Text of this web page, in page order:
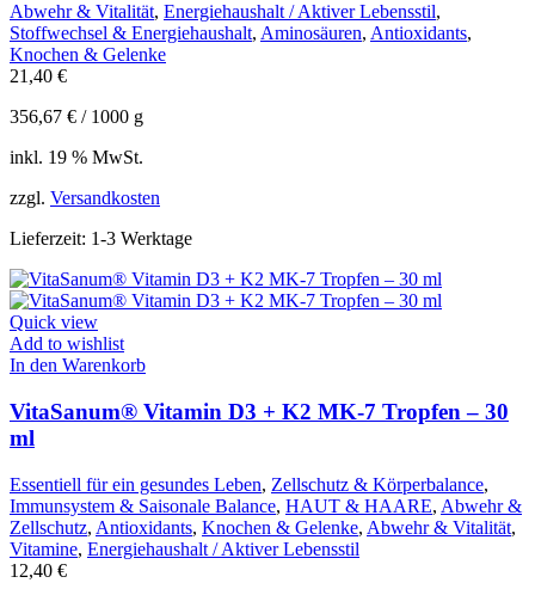
Abwehr & Vitalität, Energiehaushalt / Aktiver Lebensstil,
Stoffwechsel & Energiehaushalt, Aminosäuren, Antioxidants,
Knochen & Gelenke
21,40 €
356,67 € / 1000 g
inkl. 19 % MwSt.
zzgl. Versandkosten
Lieferzeit: 1-3 Werktage
Quick view
Add to wishlist
In den Warenkorb
VitaSanum® Vitamin D3 + K2 MK-7 Tropfen – 30
ml
Essentiell für ein gesundes Leben, Zellschutz & Körperbalance,
Immunsystem & Saisonale Balance, HAUT & HAARE, Abwehr &
Zellschutz, Antioxidants, Knochen & Gelenke, Abwehr & Vitalität,
Vitamine, Energiehaushalt / Aktiver Lebensstil
12,40 €